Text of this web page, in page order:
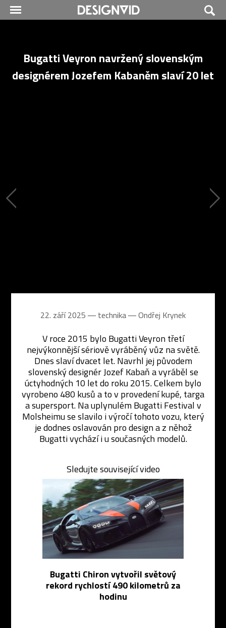
Bugatti Veyron navržený slovenským
designérem Jozefem Kabaněm slaví 20 let
22. září 2025 ― technika ―Ondřej Krynek
V roce 2015 bylo Bugatti Veyron třetí
nejvýkonnější sériově vyráběný vůz na světě.
Dnes slaví dvacet let. Navrhl jej původem
slovenský designér Jozef Kabaň a vyráběl se
úctyhodných 10 let do roku 2015. Celkem bylo
vyrobeno 480 kusů a to v provedení kupé, targa
a supersport. Na uplynulém BugattiFestival v
Molsheimu se slavilo i výročí tohoto vozu, který
je dodnes oslavován pro design a z něhož
Bugatti vychází i u současných modelů.
Sledujte související video
Bugatti Chiron vytvořil světový
rekord rychlostí 490 kilometrů za
hodinu